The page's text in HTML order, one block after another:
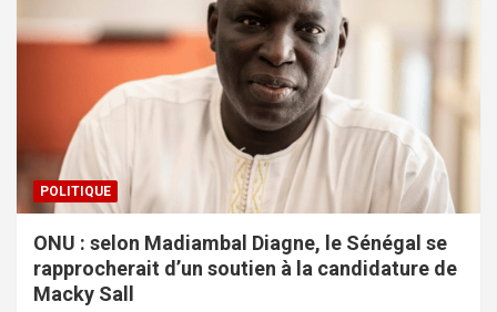
POLITIQUE
ONU : selon Madiambal Diagne, le Sénégal se
rapprocherait d’un soutien à la candidature de
Macky Sall